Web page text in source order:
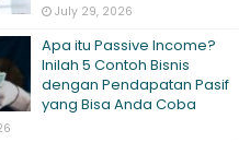
July 29, 2026
Apa itu Passive Income?
Inilah 5 Contoh Bisnis
dengan Pendapatan Pasif
yang Bisa Anda Coba